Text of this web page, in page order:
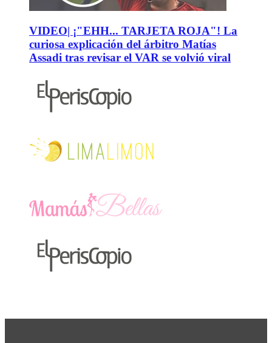
VIDEO| ¡"EHH... TARJETA ROJA"! La
curiosa explicación del árbitro Matías
Assadi tras revisar el VAR se volvió viral